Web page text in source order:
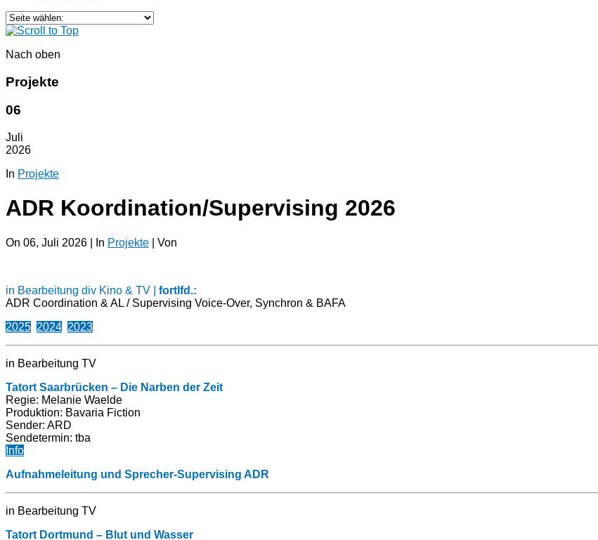
Nach oben
Projekte
06
Juli
2026
In Projekte
ADR Koordination/Supervising 2026
On 06, Juli 2026 | In Projekte | Von
in Bearbeitung div Kino & TV | fortlfd.:
ADR Coordination & AL / Supervising Voice-Over, Synchron & BAFA
2025 2024 2023
in Bearbeitung TV
Tatort Saarbrücken – Die Narben der Zeit
Regie: Melanie Waelde
Produktion: Bavaria Fiction
Sender: ARD
Sendetermin: tba
Info
Aufnahmeleitung und Sprecher-Supervising ADR
in Bearbeitung TV
Tatort Dortmund – Blut und Wasser